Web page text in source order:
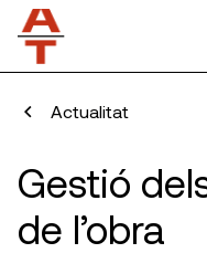
Actualitat
Gestió
de l’obra